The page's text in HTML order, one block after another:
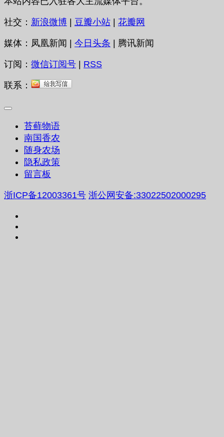
社交： 新浪微博 | 豆瓣小站 | 花瓣网
媒体：凤凰新闻 | 今日头条 | 腾讯新闻
订阅： 微信订阅号 RSS
联系：
苔藓物语
南国香农
随身农场
隐私政策
留言板
浙ICP备12003361号 浙公网安备:33022502000295